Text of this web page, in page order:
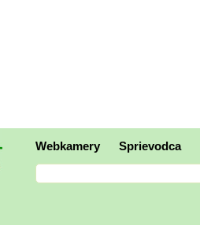
Webkamery Sprievodca